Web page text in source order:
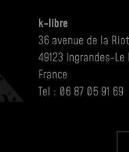
k-libre
36 avenue de la
49123 Ingrandes-
France
Tel : 06 87 05 91 69